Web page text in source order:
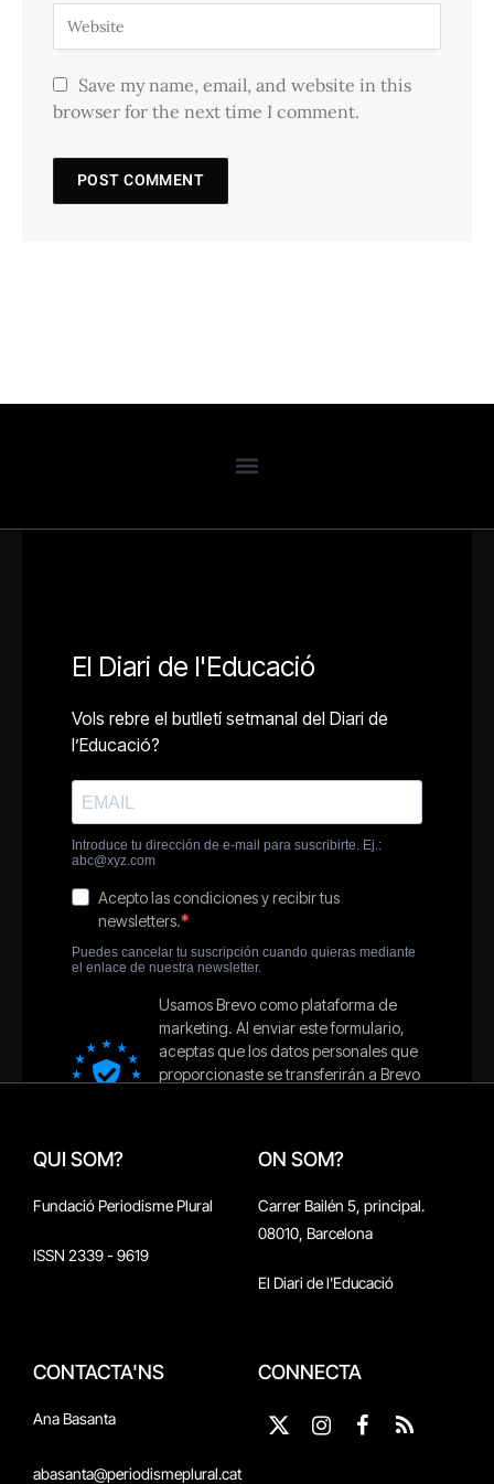
Save my name, email, and website in this
browser for the next time I comment.
QUI SOM?
Fundació Periodisme Plural
ISSN 2339 - 9619
ON SOM?
Carrer Bailén 5, principal.
08010, Barcelona
El Diari de l'Educació
CONTACTA'NS
Ana Basanta
abasanta@periodismeplural.cat
CONNECTA
X
Instagram
Facebook
RSS